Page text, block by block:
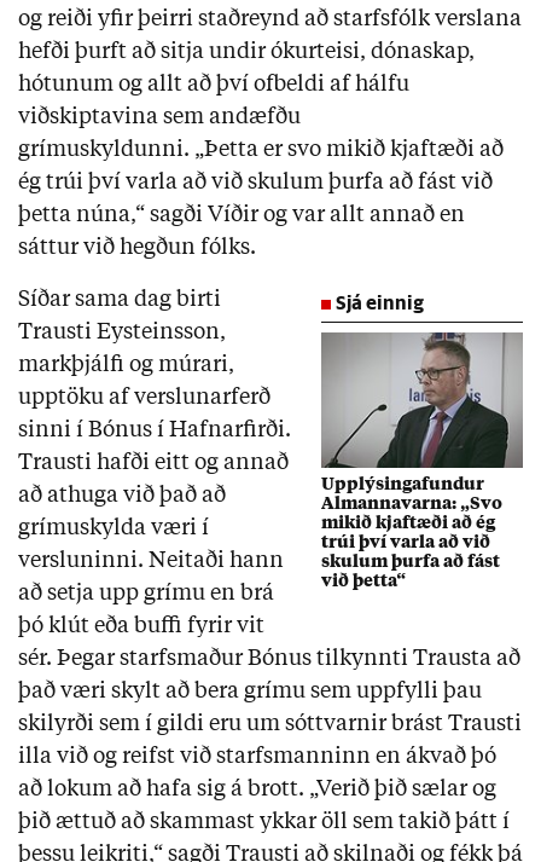
og reiði yfir þeirri staðreynd að starfsfólk verslana
hefði þurft að sitja undir ókurteisi, dónaskap,
hótunum og allt að því ofbeldi af hálfu
viðskiptavina sem andæfðu
grímuskyldunni. „Þetta er svo mikið kjaftæði að
ég trúi því varla að við skulum þurfa að fást við
þetta núna,“ sagði Víðir og var allt annað en
sáttur við hegðun fólks.
Sjá einnig
Upplýsingafundur
Almannavarna: „Svo
mikið kjaftæði að ég
trúi því varla að við
skulum þurfa að fást
við þetta“
Síðar sama dag birti
Trausti Eysteinsson,
markþjálfi og múrari,
upptöku af verslunarferð
sinni í Bónus í Hafnarfirði.
Trausti hafði eitt og annað
að athuga við það að
grímuskylda væri í
versluninni. Neitaði hann
að setja upp grímu en brá
þó klút eða buffi fyrir vit
sér. Þegar starfsmaður Bónus tilkynnti Trausta að
það væri skylt að bera grímu sem uppfylli þau
skilyrði sem í gildi eru um sóttvarnir brást Trausti
illa við og reifst við starfsmanninn en ákvað þó
að lokum að hafa sig á brott. „Verið þið sælar og
þið ættuð að skammast ykkar öll sem takið þátt í
þessu leikriti,“ sagði Trausti að skilnaði og fékk þá